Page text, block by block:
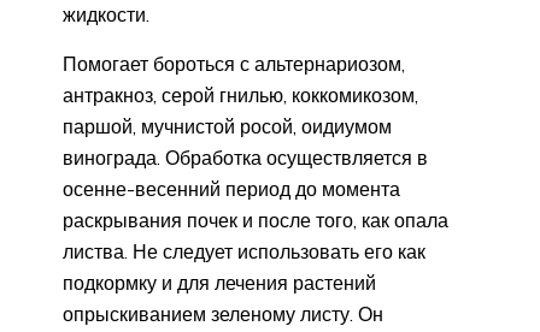
жидкости.
Помогает бороться с альтернариозом,
антракноз, серой гнилью, коккомикозом,
паршой, мучнистой росой, оидиумом
винограда. Обработка осуществляется в
осенне-весенний период до момента
раскрывания почек и после того, как опала
листва. Не следует использовать его как
подкормку и для лечения растений
опрыскиванием зеленому листу. Он